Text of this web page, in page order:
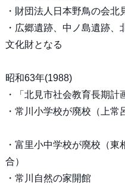
・財団法人日本野
・広郷遺跡、中ノ島遺跡
文化財となる
昭和63年(1988)
・「北見市社会教
・常川小学校が廃校
・富里小中学校が廃校（
合）
・常川自然の